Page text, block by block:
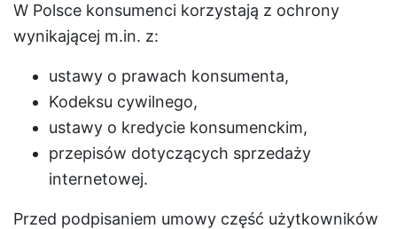
W Polsce konsumenci korzystają z ochrony
wynikającej m.in. z:
ustawy o prawach konsumenta,
Kodeksu cywilnego,
ustawy o kredycie konsumenckim,
przepisów dotyczących sprzedaży
internetowej.
Przed podpisaniem umowy część użytkowników